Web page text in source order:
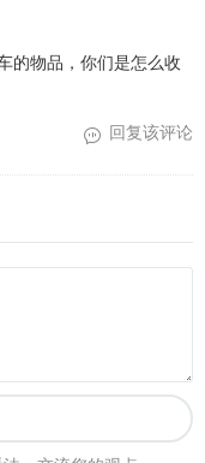
的物品，你们是怎么收
回复该评论